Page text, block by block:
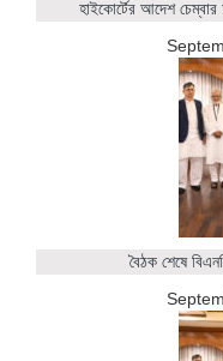
হাইকোর্টের আদেশ
বৈঠক শেষে